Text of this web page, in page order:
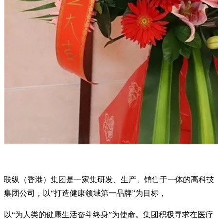
联纵（香港）集团是一家集研发、生产、销售于一体的高科技
集团公司，以“打造健康领域第一品牌”为目标，
以“为人类的健康生活奋斗终身”为使命。集团积极寻求在医疗